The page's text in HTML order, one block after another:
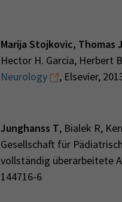
Marija Stojkovic, Thomas
Hector H. Garcia, Herbert
Neurology
, Elsevier,
Junghanss T, Bialek R,
Gesellschaft für
vollständig überarbeitete
144716-6